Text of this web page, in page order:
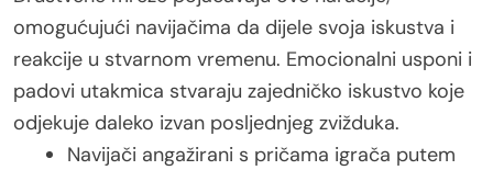
omogućujući navijačima da dijele svoja iskustva i
reakcije u stvarnom vremenu. Emocionalni usponi i
padovi utakmica stvaraju zajedničko iskustvo koje
odjekuje daleko izvan posljednjeg zvižduka.
Navijači angažirani s pričama igrača putem